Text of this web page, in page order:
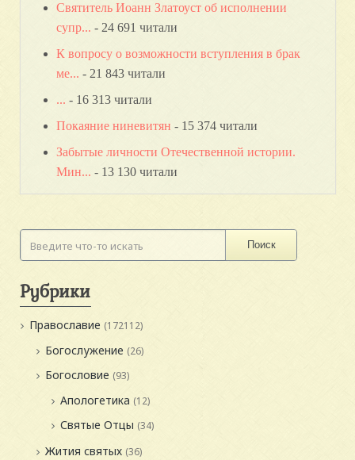
Святитель Иоанн Златоуст об исполнении
супр... - 24 691 читали
К вопросу о возможности вступления в брак
ме... - 21 843 читали
... - 16 313 читали
Покаяние ниневитян - 15 374 читали
Забытые личности Отечественной истории.
Мин... - 13 130 читали
Поиск
Рубрики
Православие (172112)
Богослужение (26)
Богословие (93)
Апологетика (12)
Святые Отцы (34)
Жития святых (36)